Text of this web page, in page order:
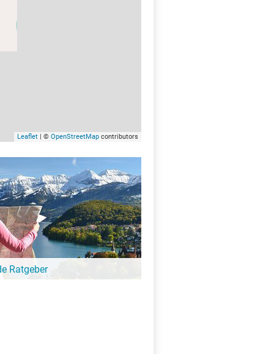
Leaflet | © OpenStreetMap contributors
Ratgeber